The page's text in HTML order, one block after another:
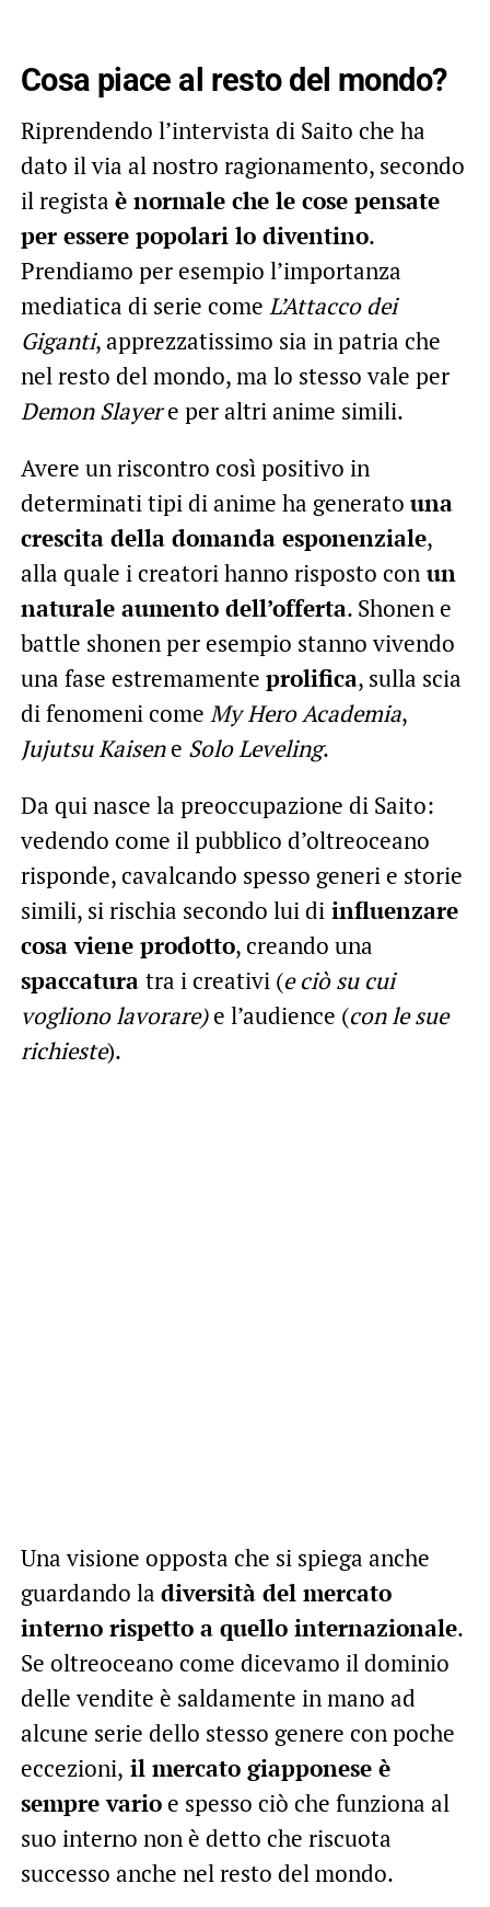
Cosa piace al resto del mondo?
Riprendendo l’intervista di Saito che ha
dato il via al nostro ragionamento, secondo
il regista è normale che le cose pensate
per essere popolari lo diventino.
Prendiamo per esempio l’importanza
mediatica di serie come L’Attacco dei
Giganti, apprezzatissimo sia in patria che
nel resto del mondo, ma lo stesso vale per
Demon Slayere per altri anime simili.
Avere un riscontro così positivo in
determinati tipi di anime ha generato una
crescita della domanda esponenziale,
alla quale i creatori hanno risposto conun
naturale aumento dell’offerta. Shonen e
battle shonen per esempio stanno vivendo
una fase estremamente prolifica, sulla scia
di fenomeni come My Hero Academia,
Jujutsu Kaisene Solo Leveling.
Da qui nasce la preoccupazione di Saito:
vedendo come il pubblico d’oltreoceano
risponde, cavalcando spesso generi e storie
simili, si rischia secondo lui diinfluenzare
cosa viene prodotto, creando una
spaccatura tra i creativi (e ciò su cui
vogliono lavorare)e l’audience (con le sue
richieste).
Una visione opposta che si spiega anche
guardando la diversità del mercato
interno rispetto a quello internazionale.
Se oltreoceano come dicevamo il dominio
delle vendite è saldamente in mano ad
alcune serie dello stesso genere con poche
eccezioni, il mercato giapponese è
sempre varioe spesso ciò che funziona al
suo interno non è detto che riscuota
successo anche nel resto del mondo.